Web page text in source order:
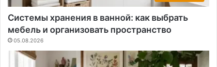
Системы хранения в ванной: как выбрать
мебель и организовать пространство
05.08.2026